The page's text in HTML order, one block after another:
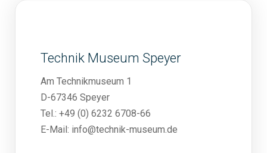
Technik Museum Speyer
Am Technikmuseum 1
D-67346 Speyer
Tel.: +49 (0) 6232 6708-66
E-Mail: info@technik-museum.de
Mit dem
Karte